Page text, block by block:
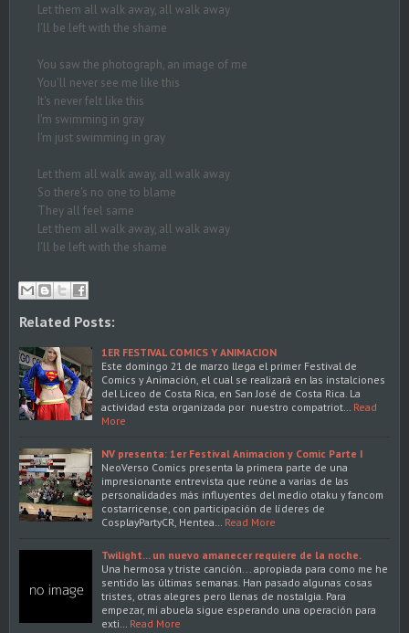
Let them all walk away, all walk away
I'll be left with the shame
You saw the photograph, an image of me
You'll never see me like this
It's never felt like this
I'm swimming in gray
I'm just swimming in gray
Let them all walk away, all walk away
So there's no one to blame
They all feel same
Let them all walk away, all walk away
I'll be left with the shame
Related Posts:
1ER FESTIVAL COMICS Y ANIMACION
Este domingo 21 de marzo llega el primer Festival de
Comics y Animación, el cual se realizará en las instalciones
del Liceo de Costa Rica, en San José de Costa Rica. La
actividad esta organizada por nuestro compatriot…
Read
More
NV presenta: 1er Festival Animacion y Comic Parte I
NeoVerso Comics presenta la primera parte de una
impresionante entrevista que reúne a varias de las
personalidades más influyentes del medio otaku y fancom
costarricense, con participación de líderes de
CosplayPartyCR, Hentea…
Read More
Twilight... un nuevo amanecer requiere de la noche.
Una hermosa y triste canción... apropiada para como me he
sentido las últimas semanas. Han pasado algunas cosas
tristes, otras alegres pero llenas de nostalgia. Para
empezar, mi abuela sigue esperando una operación para
exti…
Read More